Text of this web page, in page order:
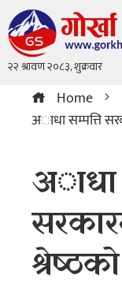
Home
अाधा सम्पत्ति
अाधा